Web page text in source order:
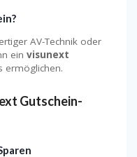
AV-Technik oder
ein visunext
ermöglichen.
Gutschein-